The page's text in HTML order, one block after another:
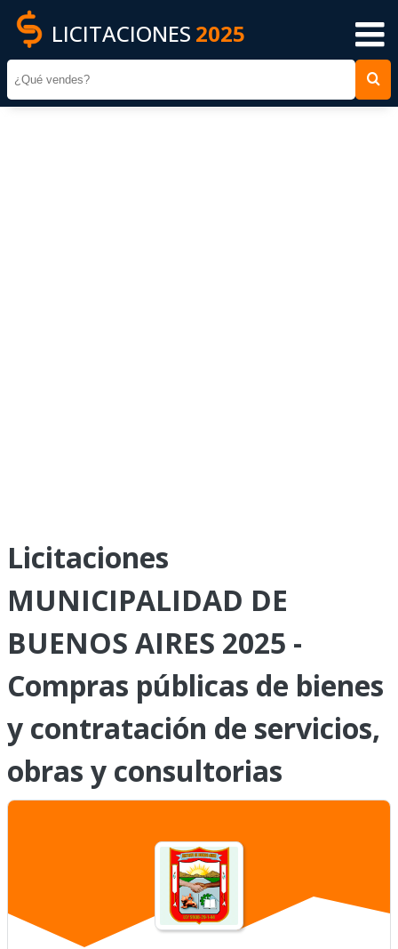
LICITACIONES 2025
Licitaciones
MUNICIPALIDAD DE
BUENOS AIRES 2025 -
Compras públicas de bienes
y contratación de servicios,
obras y consultorias